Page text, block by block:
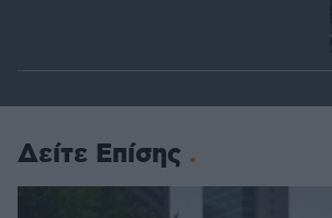
Δείτε Επίσης